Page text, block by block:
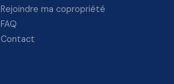
Rejoindre ma copropriété
FAQ
Contact